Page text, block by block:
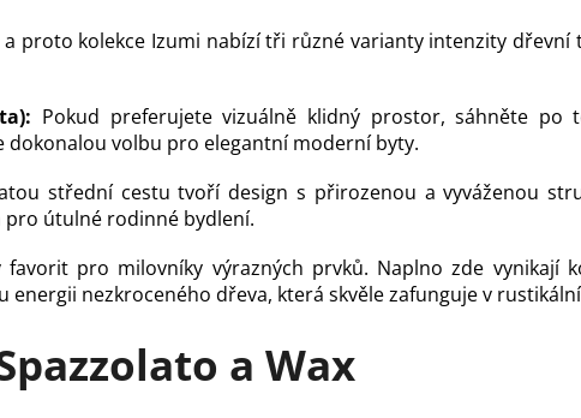
proto kolekce Izumi nabízí tři různé varianty intenzity
Pokud preferujete vizuálně klidný prostor, sáhněte po
volbu pro elegantní moderní byty.
střední cestu tvoří design s přirozenou a vyváženou
pro útulné rodinné bydlení.
favorit pro milovníky výrazných prvků. Naplno zde vynikají
nezkroceného dřeva, která skvěle zafunguje v
a Wax